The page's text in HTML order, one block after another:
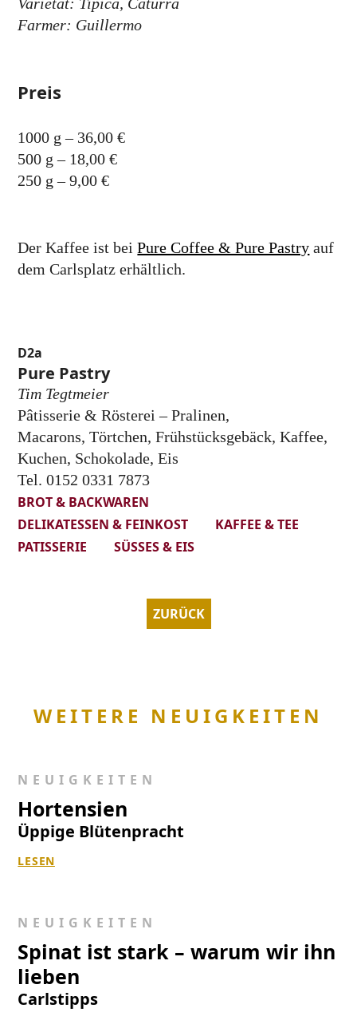
Farmer: Guillermo
Preis
1000 g – 36,00 €
500 g – 18,00 €
250 g – 9,00 €
Der Kaffee ist beiPure Coffee & Pure Pastry auf
dem Carlsplatz erhältlich.
D2a
Pure Pastry
Tim Tegtmeier
Pâtisserie & Rösterei – Pralinen,
Macarons, Törtchen, Frühstücksgebäck, Kaffee,
Kuchen, Schokolade, Eis
Tel. 0152 0331 7873
BROT & BACKWAREN
DELIKATESSEN & FEINKOST
KAFFEE & TEE
PATISSERIE
SÜSSES & EIS
ZURÜCK
WEITERE NEUIGKEITEN
NEUIGKEITEN
Hortensien
Üppige Blütenpracht
LESEN
NEUIGKEITEN
Spinat ist stark – warum wir ihn
lieben
Carlstipps